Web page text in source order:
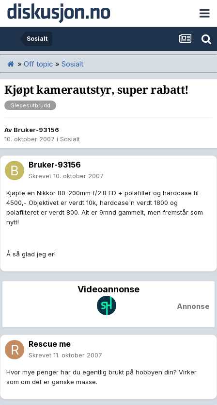
Sosialt
» Off topic » Sosialt
Kjøpt kamerautstyr, super rabatt!
Gledesutbrudd
Av Bruker-93156
10. oktober 2007 i Sosialt
Bruker-93156
Skrevet 10. oktober 2007
Kjøpte en Nikkor 80-200mm f/2.8 ED + polafilter og hardcase til
4500,- Objektivet er verdt 10k, hardcase'n verdt 1800 og
polafilteret er verdt 800. Alt er 9mnd gammelt, men fremstår som
nytt!
Å så glad jeg er!
Videoannonse
Annonse
Rescue me
Skrevet 11. oktober 2007
Hvor mye penger har du egentlig brukt på hobbyen din? Virker
som om det er ganske masse.